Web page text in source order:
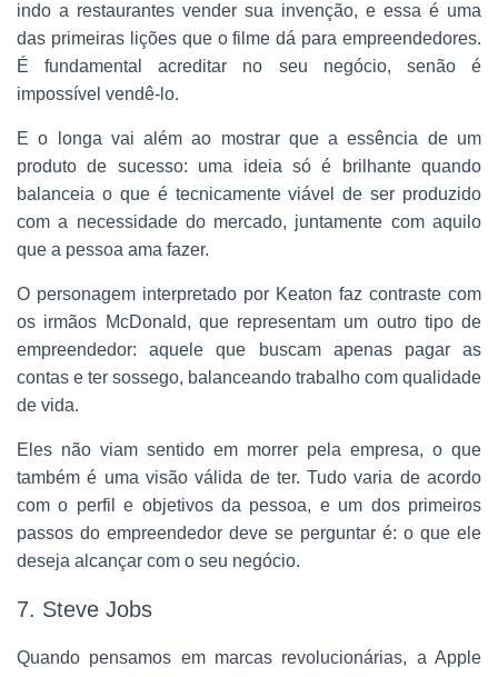
indo a restaurantes vender sua invenção, e essa é uma
das primeiras lições que o filme dá para empreendedores.
É fundamental acreditar no seu negócio, senão é
impossível vendê-lo.
E o longa vai além ao mostrar que a essência de um
produto de sucesso: uma ideia só é brilhante quando
balanceia o que é tecnicamente viável de ser produzido
com a necessidade do mercado, juntamente com aquilo
que a pessoa ama fazer.
O personagem interpretado por Keaton faz contraste com
os irmãos McDonald, que representam um outro tipo de
empreendedor: aquele que buscam apenas pagar as
contas e ter sossego, balanceando trabalho com qualidade
de vida.
Eles não viam sentido em morrer pela empresa, o que
também é uma visão válida de ter. Tudo varia de acordo
com o perfil e objetivos da pessoa, e um dos primeiros
passos do empreendedor deve se perguntar é: o que ele
deseja alcançar com o seu negócio.
7. Steve Jobs
Quando pensamos em marcas revolucionárias, a Apple